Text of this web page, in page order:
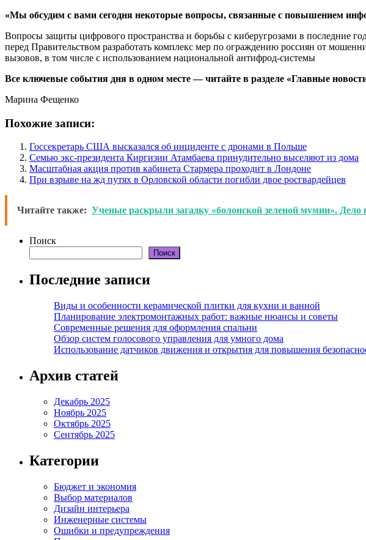
«Мы обсудим с вами сегодня некоторые вопросы, связанные с повышением
Вопросы защиты цифрового пространства и борьбы с киберугрозами в последние
перед Правительством разработать комплекс мер по ограждению россиян от
вызовов, в том числе с использованием национальной антифрод-системы
Все ключевые события дня в одном месте — читайте в разделе «Главные
Марина Фещенко
Похожие записи:
Госсекретарь США высказался об инциденте с дронами в Польше
Семью экс-президента Киргизии Атамбаева принудительно выселяют из дома
Масштабная акция против кабинета Стармера проходит в Лондоне
При взрыве на жд путях в Орловской области погибли двое росгвардейцев
Читайте также: Ученые раскрыли загадку «болонской зеленой мумии». Дело
Поиск
Поиск
Последние записи
Виды и особенности керамической плитки для кухни и ванной
Планирование электромонтажных работ: важные нюансы и советы
Современные решения для оформления спальни
Обзор систем голосового управления для умного дома
Использование датчиков движения и открытия для повышения
Архив статей
Декабрь 2025
Ноябрь 2025
Октябрь 2025
Сентябрь 2025
Категории
Бюджет и экономия
Выбор материалов
Дизайн интерьера
Инженерные системы
Ошибки и предупреждения